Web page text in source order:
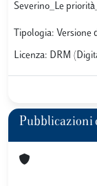
Severino_Le
Tipologia: Versione
Licenza: DRM
Pubblicazioni